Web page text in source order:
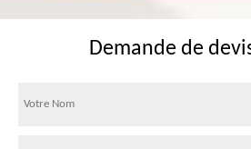
Demande de